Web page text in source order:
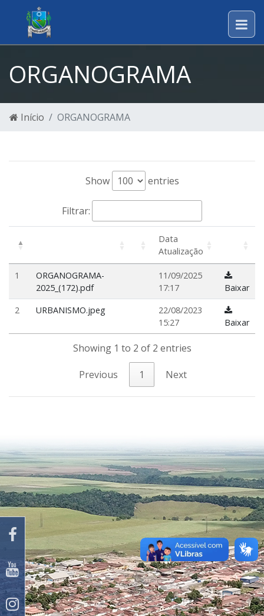
ORGANOGRAMA
Início ORGANOGRAMA
Show entries
Filtrar:
Data
Atualização
1
ORGANOGRAMA-
2025_(172).pdf
11/09/2025
17:17
Baixar
2
URBANISMO.jpeg
22/08/2023
15:27
Baixar
Showing 1 to 2 of 2 entries
Previous 1 Next